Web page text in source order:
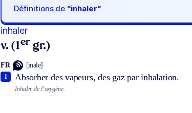
Définitions de “inhaler“
inhaler
v. (1er gr.)
FR [inale]
Absorber des vapeurs, des gaz par inhalation.
1
Inhaler de l’oxygène.